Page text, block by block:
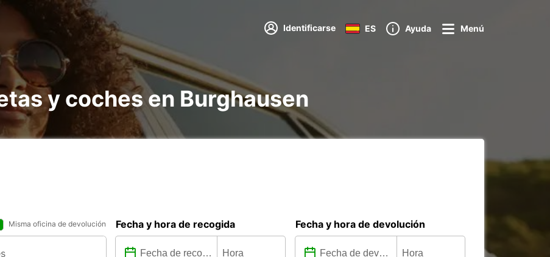
Identificarse ES Ayuda Menú
y coches en Burghausen
Misma oficina de devolución Fecha y hora de recogida Fecha y hora de devolución